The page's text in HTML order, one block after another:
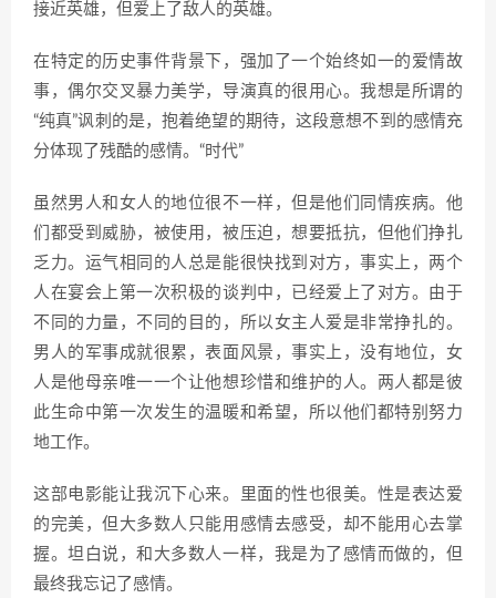
接近英雄，但爱上了敌人的英雄。
在特定的历史事件背景下，强加了一个始终如一的爱情故
事，偶尔交叉暴力美学，导演真的很用心。我想是所谓的
“纯真”讽刺的是，抱着绝望的期待，这段意想不到的感情充
分体现了残酷的感情。“时代”
虽然男人和女人的地位很不一样，但是他们同情疾病。他
们都受到威胁，被使用，被压迫，想要抵抗，但他们挣扎
乏力。运气相同的人总是能很快找到对方，事实上，两个
人在宴会上第一次积极的谈判中，已经爱上了对方。由于
不同的力量，不同的目的，所以女主人爱是非常挣扎的。
男人的军事成就很累，表面风景，事实上，没有地位，女
人是他母亲唯一一个让他想珍惜和维护的人。两人都是彼
此生命中第一次发生的温暖和希望，所以他们都特别努力
地工作。
这部电影能让我沉下心来。里面的性也很美。性是表达爱
的完美，但大多数人只能用感情去感受，却不能用心去掌
握。坦白说，和大多数人一样，我是为了感情而做的，但
最终我忘记了感情。